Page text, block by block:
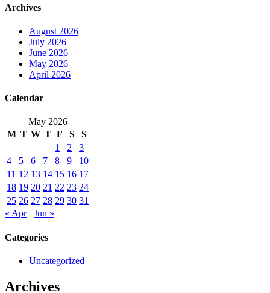
Archives
August 2026
July 2026
June 2026
May 2026
April 2026
Calendar
May 2026
M T W T F S
S
1
2
3
4
5 6 7 8 9
10
11 12 13 14 15 16 17
18 19 20 21 22 23 24
25 26 27 28 29 30 31
« Apr
Jun »
Categories
Uncategorized
Archives